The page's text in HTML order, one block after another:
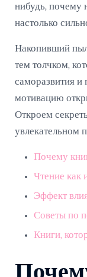
нибудь, почему
настолько
Накопивший
тем толчком,
саморазвития и
мотивацию
Откроем
увлекательном
Почему
Чтение как
Эффект
Советы по
Книги,